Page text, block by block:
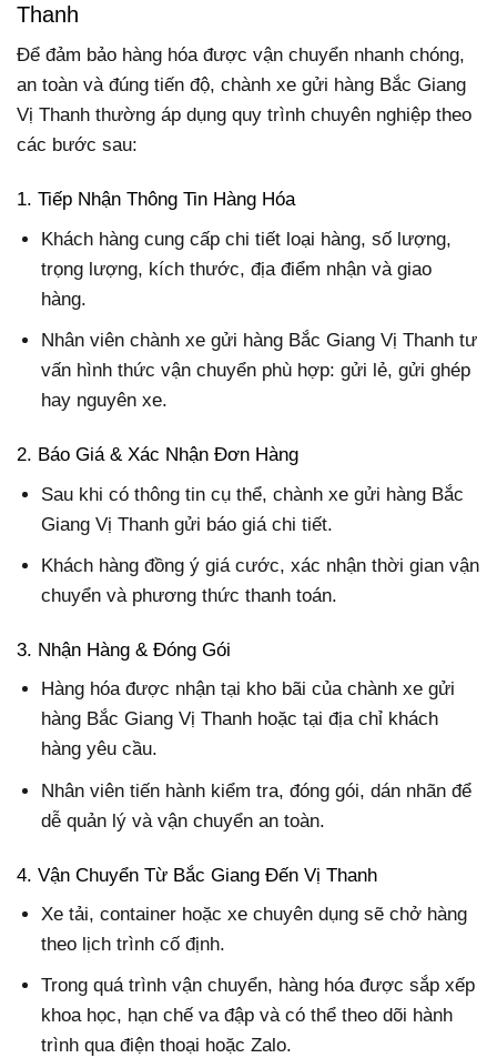
Thanh
Để đảm bảo hàng hóa được vận chuyển nhanh chóng,
an toàn và đúng tiến độ, chành xe gửi hàng Bắc Giang
Vị Thanh thường áp dụng quy trình chuyên nghiệp theo
các bước sau:
1. Tiếp Nhận Thông Tin Hàng Hóa
Khách hàng cung cấp chi tiết loại hàng, số lượng,
trọng lượng, kích thước, địa điểm nhận và giao
hàng.
Nhân viên chành xe gửi hàng Bắc Giang Vị Thanh tư
vấn hình thức vận chuyển phù hợp: gửi lẻ, gửi ghép
hay nguyên xe.
2. Báo Giá & Xác Nhận Đơn Hàng
Sau khi có thông tin cụ thể, chành xe gửi hàng Bắc
Giang Vị Thanh gửi báo giá chi tiết.
Khách hàng đồng ý giá cước, xác nhận thời gian vận
chuyển và phương thức thanh toán.
3. Nhận Hàng & Đóng Gói
Hàng hóa được nhận tại kho bãi của chành xe gửi
hàng Bắc Giang Vị Thanh hoặc tại địa chỉ khách
hàng yêu cầu.
Nhân viên tiến hành kiểm tra, đóng gói, dán nhãn để
dễ quản lý và vận chuyển an toàn.
4. Vận Chuyển Từ Bắc Giang Đến Vị Thanh
Xe tải, container hoặc xe chuyên dụng sẽ chở hàng
theo lịch trình cố định.
Trong quá trình vận chuyển, hàng hóa được sắp xếp
khoa học, hạn chế va đập và có thể theo dõi hành
trình qua điện thoại hoặc Zalo.